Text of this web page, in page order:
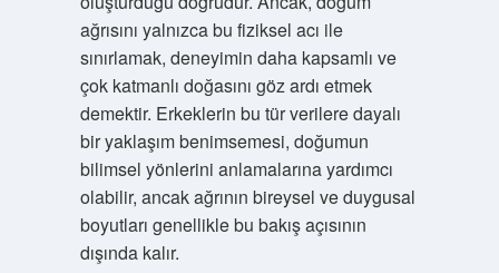
ağrısını yalnızca bu fiziksel acı ile
sınırlamak, deneyimin daha kapsamlı ve
çok katmanlı doğasını göz ardı etmek
demektir. Erkeklerin bu tür verilere dayalı
bir yaklaşım benimsemesi, doğumun
bilimsel yönlerini anlamalarına yardımcı
olabilir, ancak ağrının bireysel ve duygusal
boyutları genellikle bu bakış açısının
dışında kalır.